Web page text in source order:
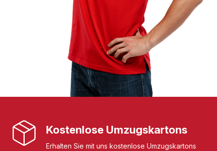
Kostenlose Umzugskartons
Erhalten Sie mit uns kostenlose Umzugskartons